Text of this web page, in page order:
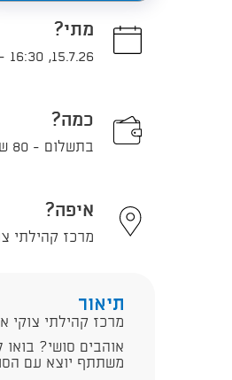
מתי?
15.7.26
,
16:30
-
כמה?
בתשלום - 80 ש"ח
איפה?
מרכז קהילתי צוקי
תיאור
מרכז קהילתי צוקי
אוהבים סושי?
משתתף יוצא עם